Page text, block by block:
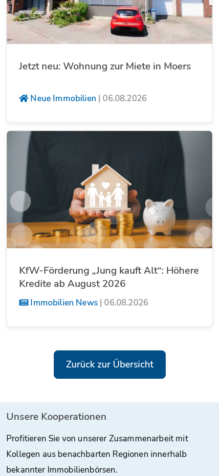
Jetzt neu: Wohnung zur Miete in Moers
Neue Immobilien | 06.08.2026
KfW-Förderung „Jung kauft Alt“: Höhere
Kredite ab August 2026
Immobilien News| 06.08.2026
Zurück zur Übersicht
Unsere Kooperationen
Profitieren Sie von unserer Zusammenarbeit mit
Kollegen aus benachbarten Regionen innerhalb
bekannter Immobilienbörsen.